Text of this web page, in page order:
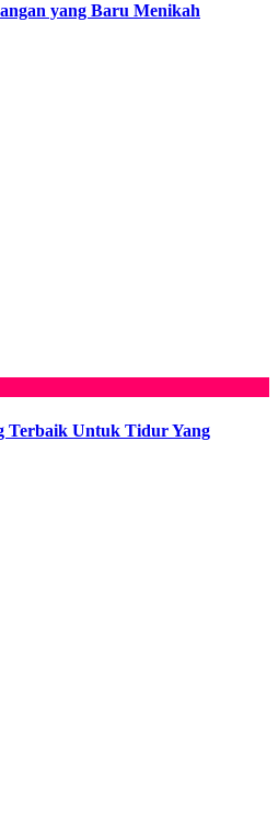
yang Baru Menikah
Terbaik Untuk Tidur Yang